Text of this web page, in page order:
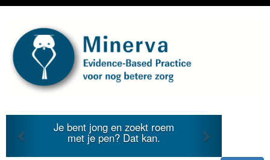
Je bent jong en zoekt roem
met je pen? Dat kan.
Previous